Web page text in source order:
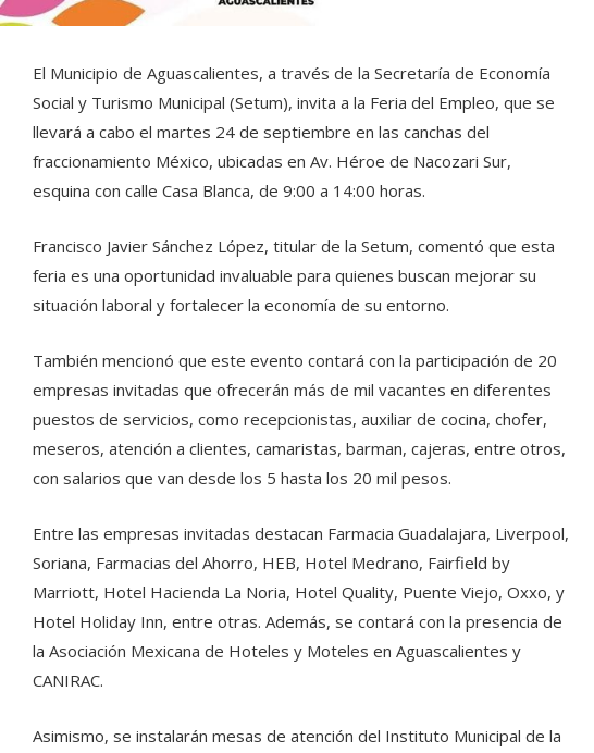
El Municipio de Aguascalientes, a través de la Secretaría de Economía
Social y Turismo Municipal (Setum), invita a la Feria del Empleo, que se
llevará a cabo el martes 24 de septiembre en las canchas del
fraccionamiento México, ubicadas en Av. Héroe de Nacozari Sur,
esquina con calle Casa Blanca, de 9:00 a 14:00 horas.
Francisco Javier Sánchez López, titular de la Setum, comentó que esta
feria es una oportunidad invaluable para quienes buscan mejorar su
situación laboral y fortalecer la economía de su entorno.
También mencionó que este evento contará con la participación de 20
empresas invitadas que ofrecerán más de mil vacantes en diferentes
puestos de servicios, como recepcionistas, auxiliar de cocina, chofer,
meseros, atención a clientes, camaristas, barman, cajeras, entre otros,
con salarios que van desde los 5 hasta los 20 mil pesos.
Entre las empresas invitadas destacan Farmacia Guadalajara, Liverpool,
Soriana, Farmacias del Ahorro, HEB, Hotel Medrano, Fairfield by
Marriott, Hotel Hacienda La Noria, Hotel Quality, Puente Viejo, Oxxo, y
Hotel Holiday Inn, entre otras. Además, se contará con la presencia de
la Asociación Mexicana de Hoteles y Moteles en Aguascalientes y
CANIRAC.
Asimismo, se instalarán mesas de atención del Instituto Municipal de la